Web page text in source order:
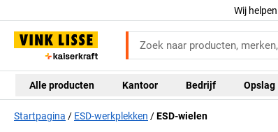
Wij
Alle producten Kantoor Bedrijf Opslag
Startpagina ESD-werkplekken ESD-wielen